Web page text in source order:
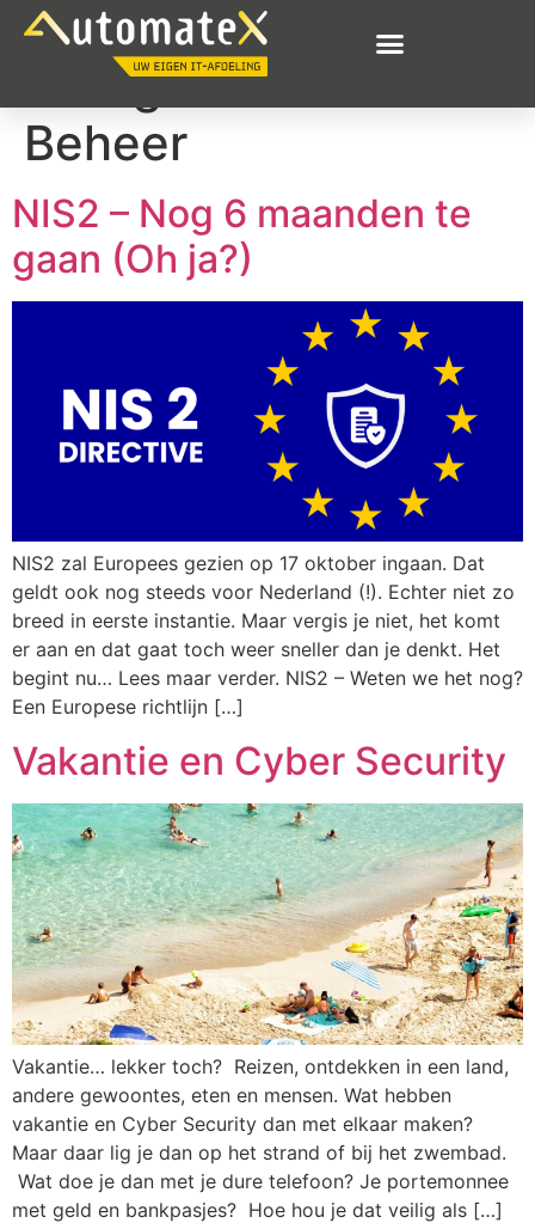
Categorie:
Beheer
NIS2 – Nog 6 maanden te
gaan (Oh ja?)
NIS2 zal Europees gezien op 17 oktober ingaan. Dat
geldt ook nog steeds voor Nederland (!). Echter niet zo
breed in eerste instantie. Maar vergis je niet, het komt
er aan en dat gaat toch weer sneller dan je denkt. Het
begint nu… Lees maar verder. NIS2 – Weten we het nog?
Een Europese richtlijn […]
Vakantie en Cyber Security
Vakantie… lekker toch? Reizen, ontdekken in een land,
andere gewoontes, eten en mensen. Wat hebben
vakantie en Cyber Security dan met elkaar maken?
Maar daar lig je dan op het strand of bij het zwembad.
Wat doe je dan met je dure telefoon? Je portemonnee
met geld en bankpasjes? Hoe hou je dat veilig als […]